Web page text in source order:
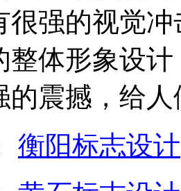
很强的视觉
整体形象设
的震撼，给
衡阳标志设计